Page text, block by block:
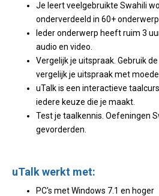
Je leert veelgebruikte Swahili
onderverdeeld in 60+
Ieder onderwerp heeft ruim 3
audio en video.
Vergelijk je uitspraak. Gebruik
vergelijk je uitspraak met
uTalk is een interactieve
iedere keuze die je maakt.
Test je taalkennis. Oefeningen
gevorderden.
uTalk werkt met:
PC's met Windows 7.1 en hoger